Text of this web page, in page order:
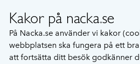
Kakor på nacka.se
På Nacka.se använder vi kakor
webbplatsen ska fungera på ett
att fortsätta ditt besök godkänner